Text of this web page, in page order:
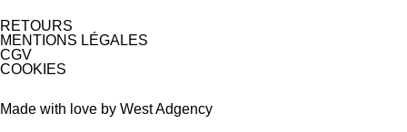
RETOURS
MENTIONS LÉGALES
CGV
COOKIES
Made with love by West Adgency